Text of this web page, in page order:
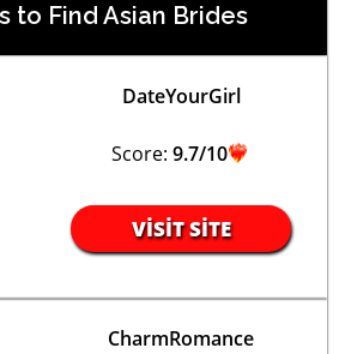
to Find Asian Brides
DateYourGirl
Score: 9.7/10
VISIT SITE
CharmRomance